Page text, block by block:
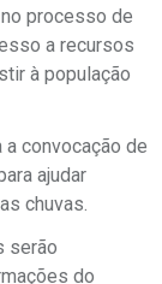
processo de
a recursos
à população
convocação de
ajudar
chuvas.
serão
do